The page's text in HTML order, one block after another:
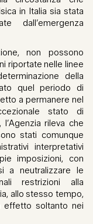
in Italia sia stata
dall’emergenza
non possono
riportate nelle linee
della
quel periodo di
a permanere nel
stato di
rileva che
stati comunque
interpretativi
imposizioni, con
a neutralizzare le
restrizioni alla
allo stesso tempo,
effetto soltanto nei